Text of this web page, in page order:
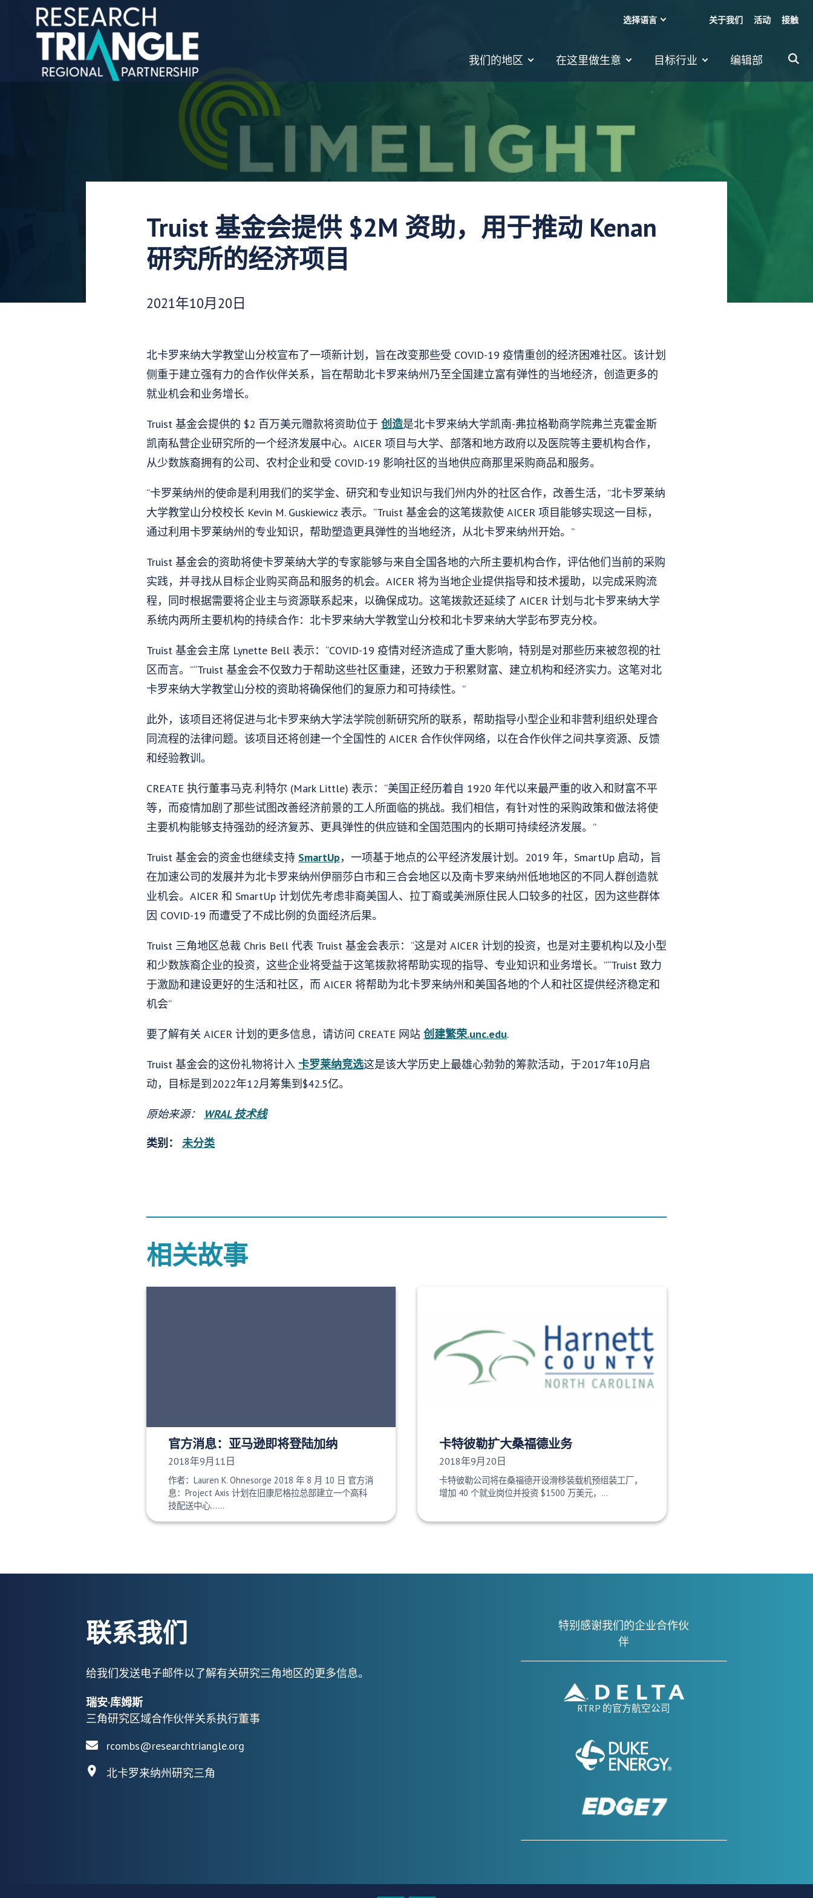
跳至内容
我们的地区 在这里做生意 目标行业 编辑部
关于我们 活动 接触
选择语言
Truist 基金会提供 $2M 资助，用于推动 Kenan
研究所的经济项目
发布日期：
2021年10月20日
北卡罗来纳大学教堂山分校宣布了一项新计划，旨在改变那些受 COVID-19 疫情重创的经济困难社区。该计划
侧重于建立强有力的合作伙伴关系，旨在帮助北卡罗来纳州乃至全国建立富有弹性的当地经济，创造更多的
就业机会和业务增长。
Truist 基金会提供的 $2 百万美元赠款将资助位于 创造是北卡罗来纳大学凯南-弗拉格勒商学院弗兰克霍金斯
凯南私营企业研究所的一个经济发展中心。AICER 项目与大学、部落和地方政府以及医院等主要机构合作，
从少数族裔拥有的公司、农村企业和受 COVID-19 影响社区的当地供应商那里采购商品和服务。
“卡罗莱纳州的使命是利用我们的奖学金、研究和专业知识与我们州内外的社区合作，改善生活，”北卡罗莱纳
大学教堂山分校校长 Kevin M. Guskiewicz 表示。“Truist 基金会的这笔拨款使 AICER 项目能够实现这一目标，
通过利用卡罗莱纳州的专业知识，帮助塑造更具弹性的当地经济，从北卡罗来纳州开始。”
Truist 基金会的资助将使卡罗莱纳大学的专家能够与来自全国各地的六所主要机构合作，评估他们当前的采购
实践，并寻找从目标企业购买商品和服务的机会。AICER 将为当地企业提供指导和技术援助，以完成采购流
程，同时根据需要将企业主与资源联系起来，以确保成功。这笔拨款还延续了 AICER 计划与北卡罗来纳大学
系统内两所主要机构的持续合作：北卡罗来纳大学教堂山分校和北卡罗来纳大学彭布罗克分校。
Truist 基金会主席 Lynette Bell 表示：“COVID-19 疫情对经济造成了重大影响，特别是对那些历来被忽视的社
区而言。”“Truist 基金会不仅致力于帮助这些社区重建，还致力于积累财富、建立机构和经济实力。这笔对北
卡罗来纳大学教堂山分校的资助将确保他们的复原力和可持续性。”
此外，该项目还将促进与北卡罗来纳大学法学院创新研究所的联系，帮助指导小型企业和非营利组织处理合
同流程的法律问题。该项目还将创建一个全国性的 AICER 合作伙伴网络，以在合作伙伴之间共享资源、反馈
和经验教训。
CREATE 执行董事马克·利特尔 (Mark Little) 表示：“美国正经历着自 1920 年代以来最严重的收入和财富不平
等，而疫情加剧了那些试图改善经济前景的工人所面临的挑战。我们相信，有针对性的采购政策和做法将使
主要机构能够支持强劲的经济复苏、更具弹性的供应链和全国范围内的长期可持续经济发展。”
Truist 基金会的资金也继续支持 SmartUp，一项基于地点的公平经济发展计划。2019 年，SmartUp 启动，旨
在加速公司的发展并为北卡罗来纳州伊丽莎白市和三合会地区以及南卡罗来纳州低地地区的不同人群创造就
业机会。AICER 和 SmartUp 计划优先考虑非裔美国人、拉丁裔或美洲原住民人口较多的社区，因为这些群体
因 COVID-19 而遭受了不成比例的负面经济后果。
Truist 三角地区总裁 Chris Bell 代表 Truist 基金会表示：“这是对 AICER 计划的投资，也是对主要机构以及小型
和少数族裔企业的投资，这些企业将受益于这笔拨款将帮助实现的指导、专业知识和业务增长。”“Truist 致力
于激励和建设更好的生活和社区，而 AICER 将帮助为北卡罗来纳州和美国各地的个人和社区提供经济稳定和
机会”
要了解有关 AICER 计划的更多信息，请访问 CREATE 网站 创建繁荣.unc.edu.
Truist 基金会的这份礼物将计入 卡罗莱纳竞选这是该大学历史上最雄心勃勃的筹款活动，于2017年10月启
动，目标是到2022年12月筹集到$42.5亿。
原始来源： WRAL 技术线
类别： 未分类
相关故事
官方消息：亚马逊即将登陆加纳
发布日期：
2018年9月11日
作者：Lauren K. Ohnesorge 2018 年 8 月 10 日 官方消
息：Project Axis 计划在旧康尼格拉总部建立一个高科
技配送中心……
卡特彼勒扩大桑福德业务
发布日期：
2018年9月20日
卡特彼勒公司将在桑福德开设滑移装载机预组装工厂，
增加 40 个就业岗位并投资 $1500 万美元，...
联系我们
给我们发送电子邮件以了解有关研究三角地区的更多信息。
瑞安·库姆斯
三角研究区域合作伙伴关系执行董事
rcombs@researchtriangle.org
北卡罗来纳州研究三角
特别感谢我们的企业合作伙
伴
RTRP 的官方航空公司